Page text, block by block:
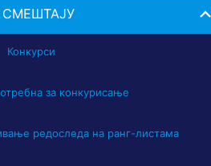
СМЕШТАЈУ
Конкурси
за конкурисање
редоследа на ранг-листама